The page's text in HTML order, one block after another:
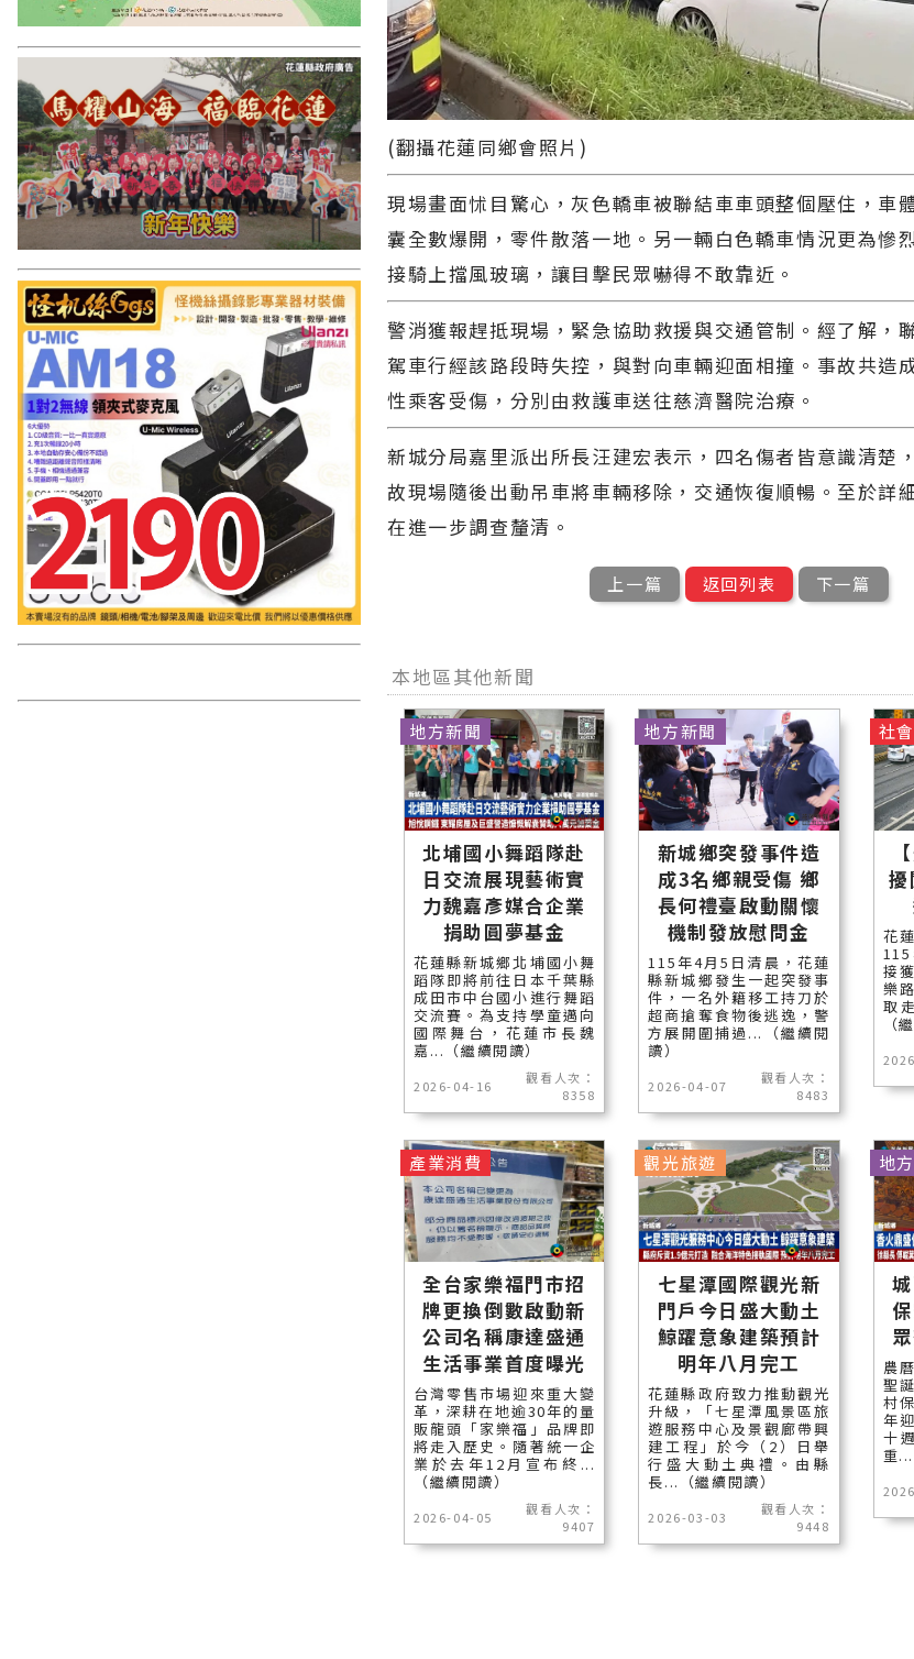
(翻攝花蓮同鄉會照片)
現場畫面怵目驚心，灰色轎車被聯結車車頭整個壓住，車
囊全數爆開，零件散落一地。另一輛白色轎車情況更為慘
接騎上擋風玻璃，讓目擊民眾嚇得不敢靠近。
警消獲報趕抵現場，緊急協助救援與交通管制。經了解，
駕車行經該路段時失控，與對向車輛迎面相撞。事故共造
性乘客受傷，分別由救護車送往慈濟醫院治療。
新城分局嘉里派出所長汪建宏表示，四名傷者皆意識清楚
故現場隨後出動吊車將車輛移除，交通恢復順暢。至於詳
在進一步調查釐清。
上一篇 返回列表 下一篇
本地區其他新聞
北埔國小舞蹈隊赴
日交流展現藝術實
力魏嘉彥媒合企業
捐助圓夢基金
花蓮縣新城鄉北埔國小舞
蹈隊即將前往日本千葉縣
成田市中台國小進行舞蹈
交流賽。為支持學童邁向
國際舞台，花蓮市長魏
嘉...（繼續閱讀）
2026-04-16
觀看人次：
8358
地方新聞
新城鄉突發事件造
成3名鄉親受傷 鄉
長何禮臺啟動關懷
機制發放慰問金
115年4月5日清晨，花蓮
縣新城鄉發生一起突發事
件，一名外籍移工持刀於
超商搶奪食物後逃逸，警
方展開圍捕過...（繼續閱
讀）
2026-04-07
觀看人次：
8483
地方新聞
花
接
樂
取
（
社
全台家樂福門市招
牌更換倒數啟動新
公司名稱康達盛通
生活事業首度曝光
台灣零售市場迎來重大變
革，深耕在地逾30年的量
販龍頭「家樂福」品牌即
將走入歷史。隨著統一企
業於去年12月宣布終...
（繼續閱讀）
2026-04-05
觀看人次：
9407
產業消費
七星潭國際觀光新
門戶今日盛大動土
鯨躍意象建築預計
明年八月完工
花蓮縣政府致力推動觀光
升級，「七星潭風景區旅
遊服務中心及景觀廊帶興
建工程」於今（2）日舉
行盛大動土典禮。由縣
長...（繼續閱讀）
2026-03-03
觀看人次：
9448
觀光旅遊
農
聖
村
年
十
重
地